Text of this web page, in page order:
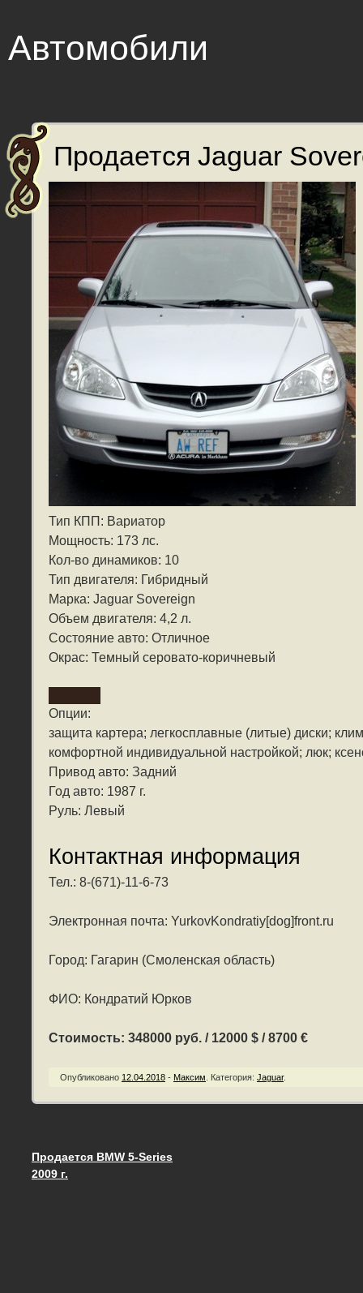
Автомобили
Продается Jaguar
Тип КПП: Вариатор
Мощность: 173 лс.
Кол-во динамиков: 10
Тип двигателя: Гибридный
Марка: Jaguar Sovereign
Объем двигателя: 4,2 л.
Состояние авто: Отличное
Окрас: Темный серовато-коричневый
Опции:
защита картера; легкосплавные (литые) диски;
комфортной индивидуальной настройкой; люк;
Привод авто: Задний
Год авто: 1987 г.
Руль: Левый
Контактная информация
Тел.: 8-(671)-11-6-73
Электронная почта: YurkovKondratiy[dog]front.ru
Город: Гагарин (Смоленская область)
ФИО: Кондратий Юрков
Стоимость: 348000 руб. / 12000 $ / 8700 €
Опубликовано 12.04.2018 - Максим Категория: Jaguar.
Запись навигация
Продается BMW 5-Series
2009 г.